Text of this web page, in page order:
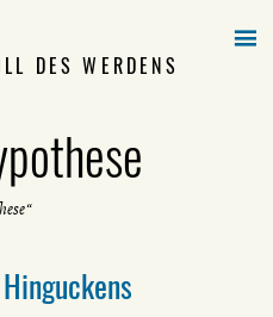
DES WERDENS
